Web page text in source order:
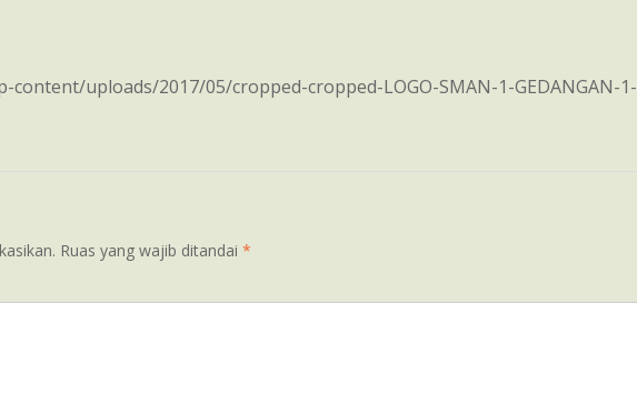
content/uploads/2017/05/cropped-cropped-LOGO-SMAN-1-GEDANGAN-1-
Ruas yang wajib ditandai *